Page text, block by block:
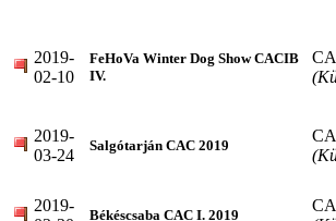
2019-
02-10
FeHoVa Winter Dog Show CACIB
IV.
2019-
03-24
Salgótarján CAC 2019
2019-
Békéscsaba CAC I. 2019